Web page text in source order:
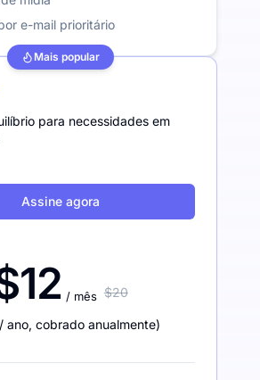
e-mail prioritário
Mais popular
para necessidades em
Assine agora
/ mês $20
/ ano, cobrado anualmente)